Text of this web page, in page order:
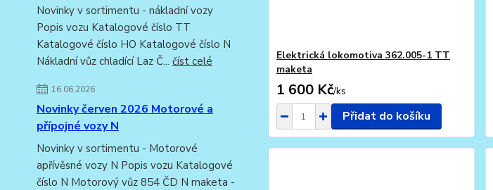
Novinky v sortimentu - nákladní vozy
Popis vozu Katalogové číslo TT
Katalogové číslo HO Katalogové číslo N
Nákladní vůz chladící Laz Č... číst celé
16.06.2026
Novinky červen 2026 Motorové a
přípojné vozy N
Novinky v sortimentu - Motorové
apřívěsné vozy N Popis vozu Katalogové
číslo N Motorový vůz 854 ČD N maketa -
Elektrická lokomotiva 362.005-1 TT
maketa
1 600 Kč/ks
Přidat do košíku